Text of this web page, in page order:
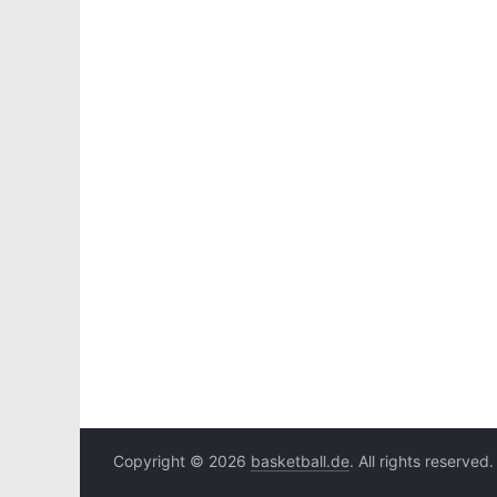
Copyright © 2026 basketball.de. All rights reserved.